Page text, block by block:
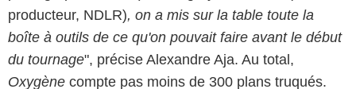
producteur, NDLR), on a mis sur la table toute la
boîte à outils de ce qu'on pouvait faire avant le début
du tournage", précise Alexandre Aja. Au total,
Oxygène compte pas moins de 300 plans truqués.